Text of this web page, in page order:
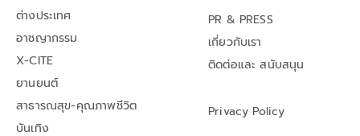
ต่างประเทศ
อาชญากรรม
X-CITE
ยานยนต์
สาธารณสุข-คุณภาพชีวิต
บันเทิง
PR & PRESS
เกี่ยวกับเรา
ติดต่อและ สนับสนุน
Privacy Policy